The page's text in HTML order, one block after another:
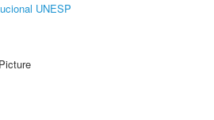
UNESP